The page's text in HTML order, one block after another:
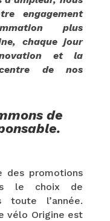
engagement
plus
chaque jour
et la
de nos
de
des promotions
le choix de
toute l’année.
vélo Origine est